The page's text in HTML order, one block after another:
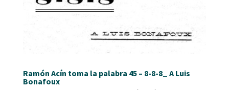
Ramón Acín toma la palabra 45 – 8-8-8_ A Luis
Bonafoux